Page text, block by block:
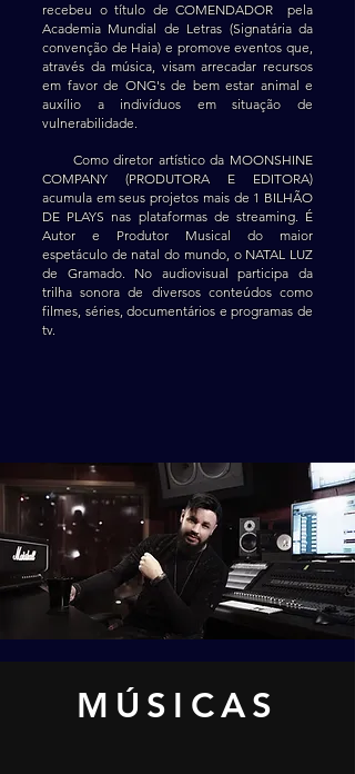
recebeu o título de COMENDADOR pela
Academia Mundial de Letras (Signatária da
convenção de Haia) e promove eventos que,
através da música, visam arrecadar recursos
em favor de ONG's de bem estar animal e
auxílio a indivíduos em situação de
vulnerabilidade.
Como diretor artístico da MOONSHINE
COMPANY (PRODUTORA E EDITORA)
acumula em seus projetos mais de 1 BILHÃO
DE PLAYS nas plataformas de streaming. É
Autor e Produtor Musical do maior
espetáculo de natal do mundo, o NATAL LUZ
de Gramado.No audiovisual participa da
trilha sonora de diversos conteúdos como
filmes, séries, documentários e programas de
tv.
MÚSICAS